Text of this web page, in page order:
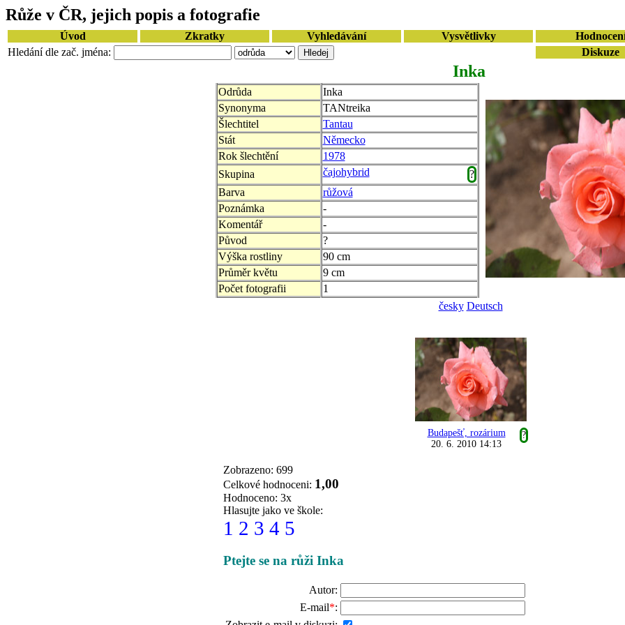
Růže v ČR, jejich popis a fotografie
Úvod Zkratky Vyhledávání Vysvětlivky
Hledání dle zač. jména:
Diskuze
Inka
Odrůda
Inka
Synonyma
TANtreika
Šlechtitel
Tantau
Stát
Německo
Rok šlechtění
1978
Skupina
čajohybrid
?
Barva
růžová
Poznámka
-
Komentář
-
Původ
?
Výška rostliny
90 cm
Průměr květu
9 cm
Počet fotografii
1
česky Deutsch
Budapešť, rozárium
?
20. 6. 2010 14:13
Zobrazeno: 699
Celkové hodnoceni: 1,00
Hodnoceno: 3x
Hlasujte jako ve škole:
1 2 3 4 5
Ptejte se na růži Inka
Autor:
E-mail*: